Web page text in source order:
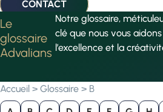
CONTACT
Le
glossaire
Advalians
Notre glossaire,
clé que nous vous
l’excellence et la
Accueil > Glossaire > B